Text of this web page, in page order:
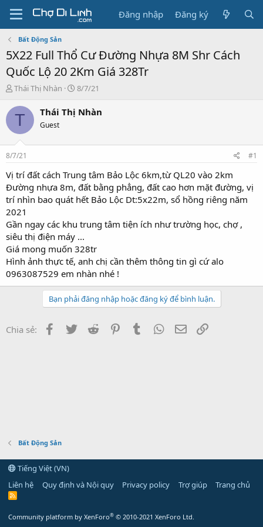
Đăng nhập Đăng ký
Bất Động Sản
5X22 Full Thổ Cư Đường Nhựa 8M Shr Cách
Quốc Lộ 20 2Km Giá 328Tr
T
r
a
s
t
a
t
e
r
Thái Thị Nhàn
N
à
8/7/21
T Thái Thị Nhàn
Guest
8/7/21 #1
Vị trí đất cách Trung tâm Bảo Lộc 6km,từ QL20 vào 2km
Đường nhựa 8m, đất bằng phẳng, đất cao hơn mặt đường, vị
trí nhìn bao quát hết Bảo Lộc Dt:5x22m, sổ hồng riêng năm
2021
Gần ngay các khu trung tâm tiện ích như trường học, chợ ,
siêu thị điện máy ...
Giá mong muốn 328tr
Hình ảnh thực tế, anh chị cần thêm thông tin gì cứ alo
0963087529 em nhàn nhé !
Bạn phải đăng nhập hoặc đăng ký để bình luận.
Chia sẻ: Facebook
Twitter Reddit PinterestTumblr WhatsApp
Email
Bất Động Sản
Tiếng Việt (VN)
Liên hệ
Quy định và Nội quy Privacy policy Trợ giúp Trang chủ
R
Community platform by XenForo® © 2010-2021 XenForo Ltd.